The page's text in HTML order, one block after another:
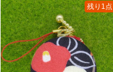
残り1点